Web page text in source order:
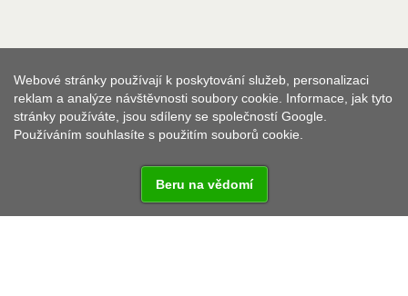
Webové stránky používají k poskytování služeb, personalizaci
reklam a analýze návštěvnosti soubory cookie. Informace, jak tyto
stránky používáte, jsou sdíleny se společností Google.
Používáním souhlasíte s použitím souborů cookie.
Beru na vědomí